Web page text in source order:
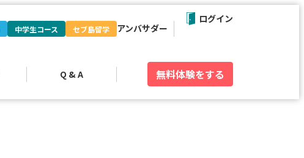
Q & A
中学生コース セブ島留学 アンバサダー
無料体験をする
ログイン